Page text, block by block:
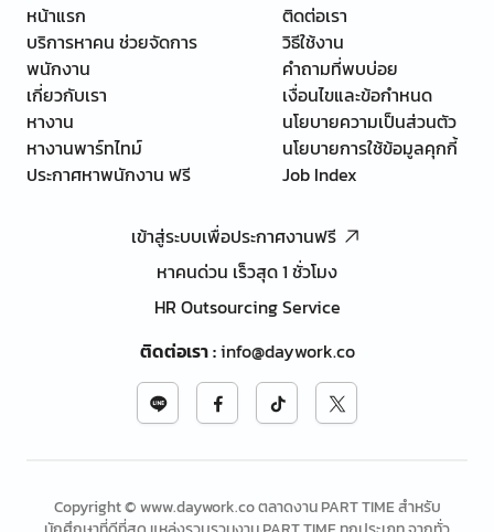
หน้าแรก
บริการหาคน ช่วยจัดการ
พนักงาน
เกี่ยวกับเรา
หางาน
หางานพาร์ทไทม์
ประกาศหาพนักงาน ฟรี
ติดต่อเรา
วิธีใช้งาน
คำถามที่พบบ่อย
เงื่อนไขและข้อกำหนด
นโยบายความเป็นส่วนตัว
นโยบายการใช้ข้อมูลคุกกี้
Job Index
เข้าสู่ระบบเพื่อประกาศงานฟรี
หาคนด่วน เร็วสุด 1 ชั่วโมง
HR Outsourcing Service
ติดต่อเรา:info@daywork.co
Copyright © www.daywork.co ตลาดงาน PART TIME สำหรับ